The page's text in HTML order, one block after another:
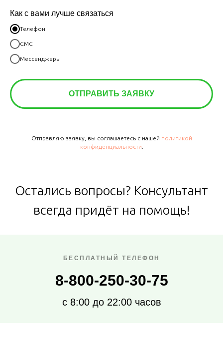
Как с вами лучше связаться
Телефон
СМС
Мессенджеры
ОТПРАВИТЬ ЗАЯВКУ
Отправляю заявку, вы соглашаетесь с нашей политикой
конфиденциальности
Остались вопросы? Консультант
всегда придёт на помощь!
БЕСПЛАТНЫЙ ТЕЛЕФОН
8-800-250-30-75
с 8:00 до 22:00 часов